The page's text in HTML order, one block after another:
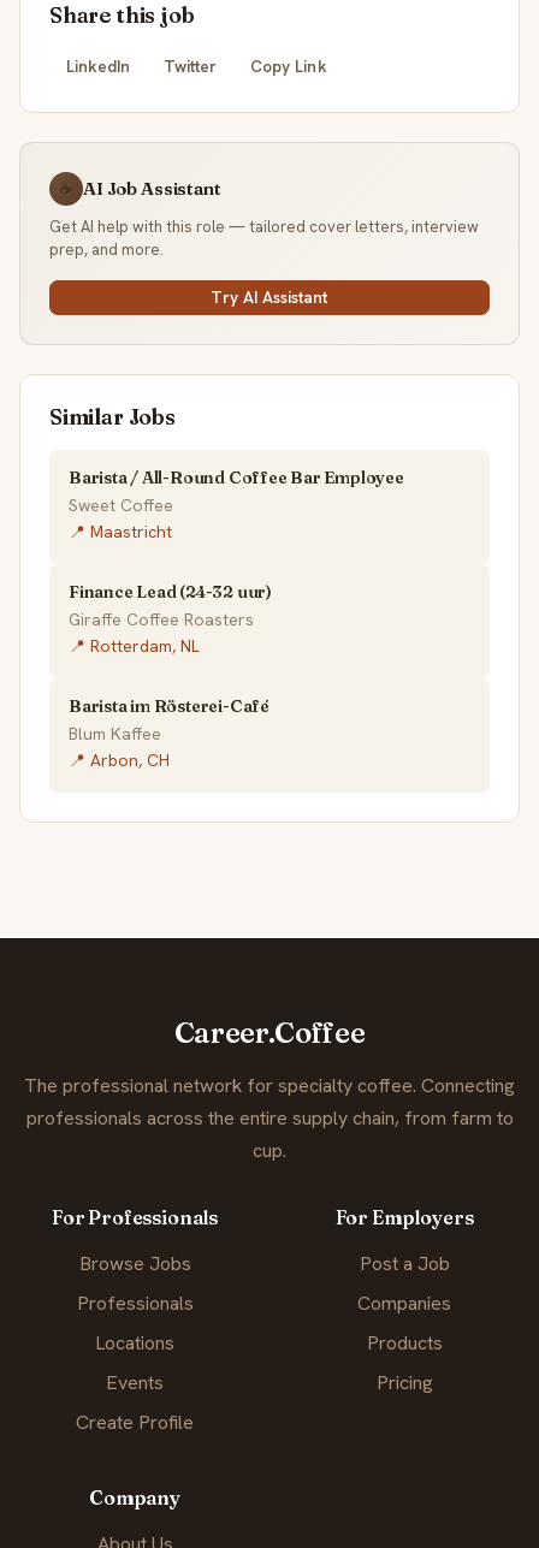
Share this job
LinkedIn Twitter Copy Link
☕ AI Job Assistant
Get AI help with this role — tailored cover letters, interview
prep, and more.
Try AI Assistant
Similar Jobs
Barista / All-Round Coffee Bar Employee
Sweet Coffee
📍 Maastricht
Finance Lead (24-32 uur)
Giraffe Coffee Roasters
📍 Rotterdam, NL
Barista im Rösterei-Café
Blum Kaffee
📍 Arbon, CH
Career.Coffee
The professional network for specialty coffee. Connecting
professionals across the entire supply chain, from farm to
cup.
For Professionals
Browse Jobs
Professionals
Locations
Events
Create Profile
For Employers
Post a Job
Companies
Products
Pricing
Company